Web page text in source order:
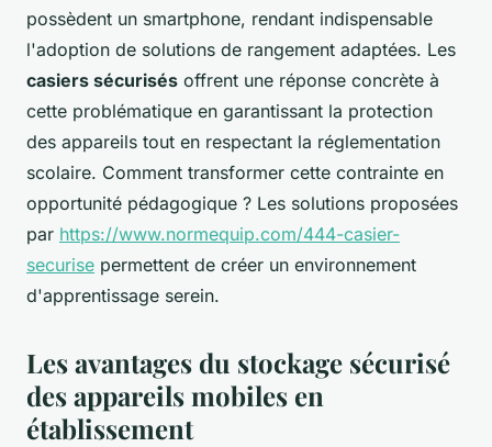
possèdent un smartphone, rendant indispensable
l'adoption de solutions de rangement adaptées. Les
casiers sécurisés offrent une réponse concrète à
cette problématique en garantissant la protection
des appareils tout en respectant la réglementation
scolaire. Comment transformer cette contrainte en
opportunité pédagogique ? Les solutions proposées
par https://www.normequip.com/444-casier-
securise permettent de créer un environnement
d'apprentissage serein.
Les avantages du stockage sécurisé
des appareils mobiles en
établissement